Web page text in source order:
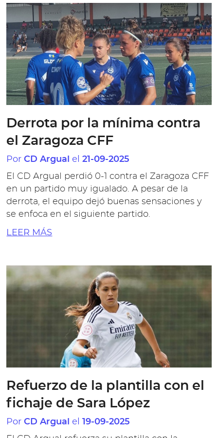
Derrota por la mínima contra
el Zaragoza CFF
PorCD Argual el21-09-2025
El CD Argual perdió 0-1 contra el Zaragoza CFF
en un partido muy igualado. A pesar de la
derrota, el equipo dejó buenas sensaciones y
se enfoca en el siguiente partido.
LEER MÁS
Refuerzo de la plantilla con el
fichaje de Sara López
PorCD Argual el19-09-2025